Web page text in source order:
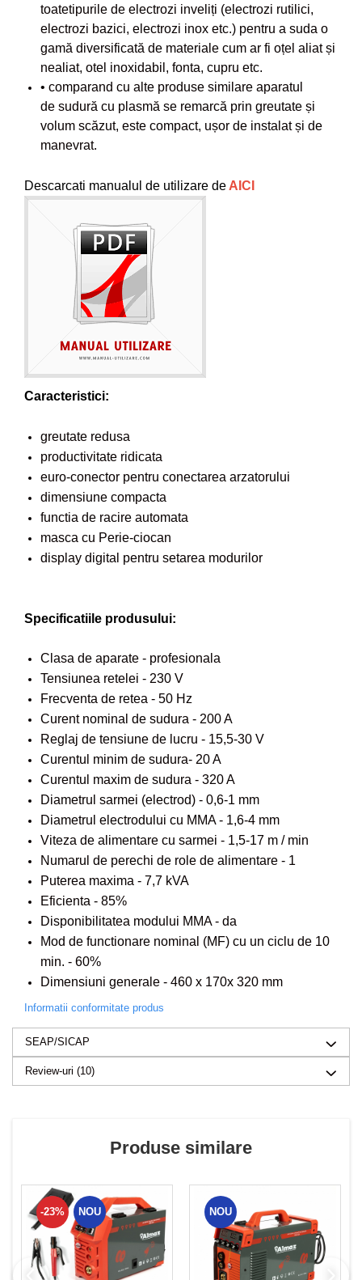
toatetipurile de electrozi inveliți (electrozi rutilici,
electrozi bazici, electrozi inox etc.) pentru a suda o
gamă diversificată de materiale cum ar fi oțel aliat și
nealiat, otel inoxidabil, fonta, cupru etc.
• comparand cu alte produse similare aparatul
de sudură cu plasmă se remarcă prin greutate și
volum scăzut, este compact, ușor de instalat și de
manevrat.
Descarcati manualul de utilizare de AICI
Caracteristici:
greutate redusa
productivitate ridicata
euro-conector pentru conectarea arzatorului
dimensiune compacta
functia de racire automata
masca cu Perie-ciocan
display digital pentru setarea modurilor
Specificatiile produsului:
Clasa de aparate - profesionala
Tensiunea retelei - 230 V
Frecventa de retea - 50 Hz
Curent nominal de sudura - 200 A
Reglaj de tensiune de lucru - 15,5-30 V
Curentul minim de sudura- 20 A
Curentul maxim de sudura - 320 A
Diametrul sarmei (electrod) - 0,6-1 mm
Diametrul electrodului cu MMA - 1,6-4 mm
Viteza de alimentare cu sarmei - 1,5-17 m / min
Numarul de perechi de role de alimentare - 1
Puterea maxima - 7,7 kVA
Eficienta - 85%
Disponibilitatea modului MMA - da
Mod de functionare nominal (MF) cu un ciclu de 10
min. - 60%
Dimensiuni generale - 460 x 170x 320 mm
Informatii conformitate produs
SEAP/SICAP
Review-uri (10)
Produse similare
-23% NOU NOU